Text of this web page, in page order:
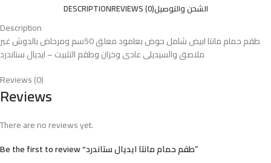
DESCRIPTIONREVIEWS (0)الشحن والتوصيل
Description
طقم حمام مانتا ابيض شامل حوض بعامود معلق 50سم ومرحاض بالدوش غير
ملاصق والسيديلى عادى وخزان وطقم التثبيت – ايديال ستاندرد
Reviews (0)
Reviews
There are no reviews yet.
Be the first to review “طقم حمام مانتا ايديال ستاندرد”